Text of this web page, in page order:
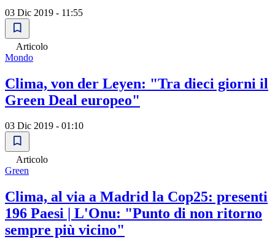
03 Dic 2019 - 11:55
Articolo
Mondo
Clima, von der Leyen: "Tra dieci giorni il
Green Deal europeo"
03 Dic 2019 - 01:10
Articolo
Green
Clima, al via a Madrid la Cop25: presenti
196 Paesi | L'Onu: "Punto di non ritorno
sempre più vicino"